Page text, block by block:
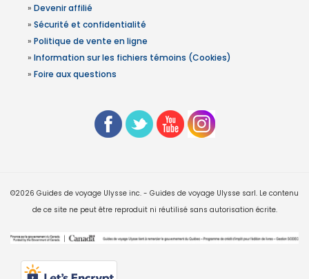
» Devenir affilié
» Sécurité et confidentialité
» Politique de vente en ligne
» Information sur les fichiers témoins (Cookies)
» Foire aux questions
©2026 Guides de voyage Ulysse inc. - Guides de voyage Ulysse sarl. Le contenu
de ce site ne peut être reproduit ni réutilisé sans autorisation écrite.